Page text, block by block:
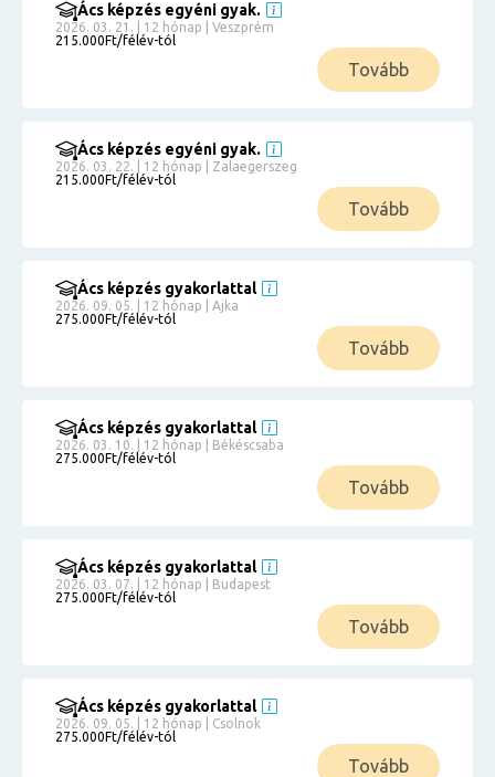
Ács képzés egyéni gyak.
2026. 03. 21. | 12 hónap | Veszprém
215.000Ft/félév-tól
Tovább
Ács képzés egyéni gyak.
2026. 03. 22. | 12 hónap | Zalaegerszeg
215.000Ft/félév-tól
Tovább
Ács képzés gyakorlattal
2026. 09. 05. | 12 hónap | Ajka
275.000Ft/félév-tól
Tovább
Ács képzés gyakorlattal
2026. 03. 10. | 12 hónap | Békéscsaba
275.000Ft/félév-tól
Tovább
Ács képzés gyakorlattal
2026. 03. 07. | 12 hónap | Budapest
275.000Ft/félév-tól
Tovább
Ács képzés gyakorlattal
2026. 09. 05. | 12 hónap | Csolnok
275.000Ft/félév-tól
Tovább